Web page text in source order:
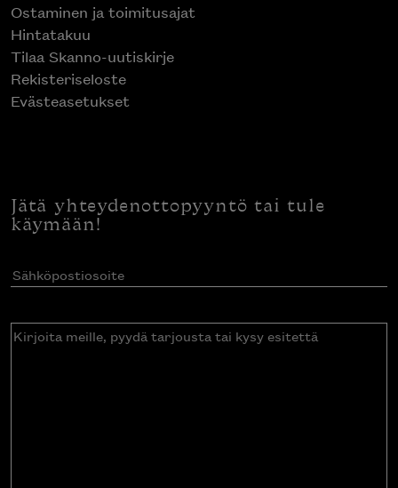
Ostaminen ja toimitusajat
Hintatakuu
Tilaa Skanno-uutiskirje
Rekisteriseloste
Evästeasetukset
Jätä yhteydenottopyyntö tai tule
käymään!
Sähköpostiosoite(Pakollinen)
Kirjoita